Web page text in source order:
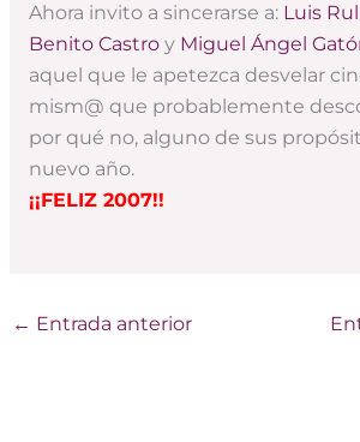
Ahora invito a sincerarse a: Luis Rull
Benito Castroy Miguel Ángel
aquel que le apetezca desvelar
mism@ que probablemente
por qué no, alguno de sus
nuevo año.
¡¡FELIZ 2007!!
← Entrada anterior